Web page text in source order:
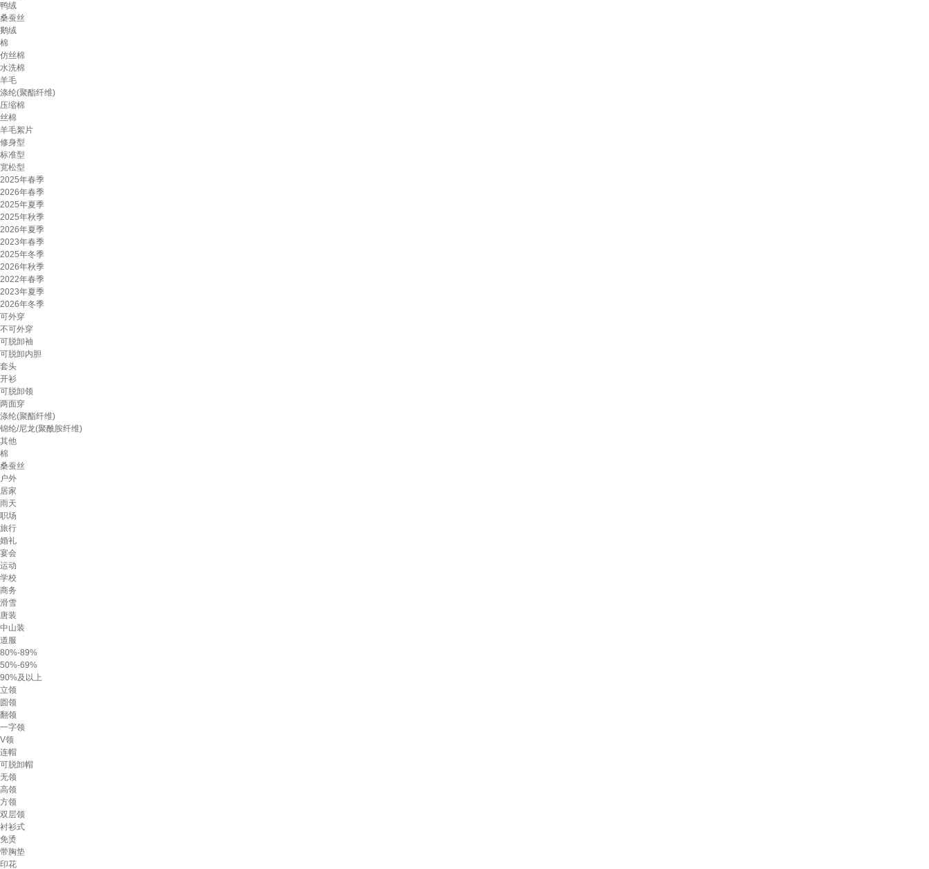
鸭绒
桑蚕丝
鹅绒
棉
仿丝棉
水洗棉
羊毛
涤纶(聚酯纤维)
压缩棉
丝棉
羊毛絮片
修身型
标准型
宽松型
2025年春季
2026年春季
2025年夏季
2025年秋季
2026年夏季
2023年春季
2025年冬季
2026年秋季
2022年春季
2023年夏季
2026年冬季
可外穿
不可外穿
可脱卸袖
可脱卸内胆
套头
开衫
可脱卸领
两面穿
涤纶(聚酯纤维)
锦纶/尼龙(聚酰胺纤维)
其他
棉
桑蚕丝
户外
居家
雨天
职场
旅行
婚礼
宴会
运动
学校
商务
滑雪
唐装
中山装
道服
80%-89%
50%-69%
90%及以上
立领
圆领
翻领
一字领
V领
连帽
可脱卸帽
无领
高领
方领
双层领
衬衫式
免烫
带胸垫
印花